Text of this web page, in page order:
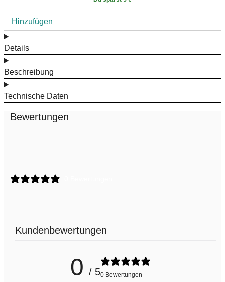
Hinzufügen
Details
Beschreibung
Technische Daten
Bewertungen
Kundenbewertungen
0 / 50 Bewertungen